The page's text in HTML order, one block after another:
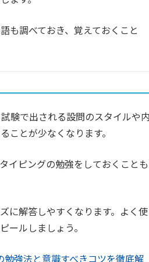
も調べておき、覚えておくこと
験で出される設問のスタイルや
ことが少なくなります。
イピングの勉強をしておくことも
に解答しやすくなります。よく使
ールしましょう。
勉強法と意識すべきコツを徹底解